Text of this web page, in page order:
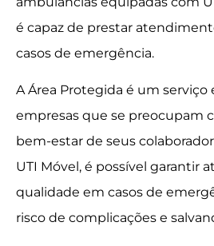
é capaz de prestar
casos de emergência.
A Área Protegida é um serviço
empresas que se preocupam
bem-estar de seus
UTI Móvel, é possível garantir
qualidade em casos de
risco de complicações e